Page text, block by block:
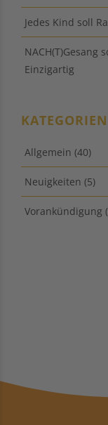
Jedes Kind soll
NACH(T)Gesang
Einzigartig
KATEGORIEN
Allgemein (40)
Neuigkeiten (5)
Vorankündigung